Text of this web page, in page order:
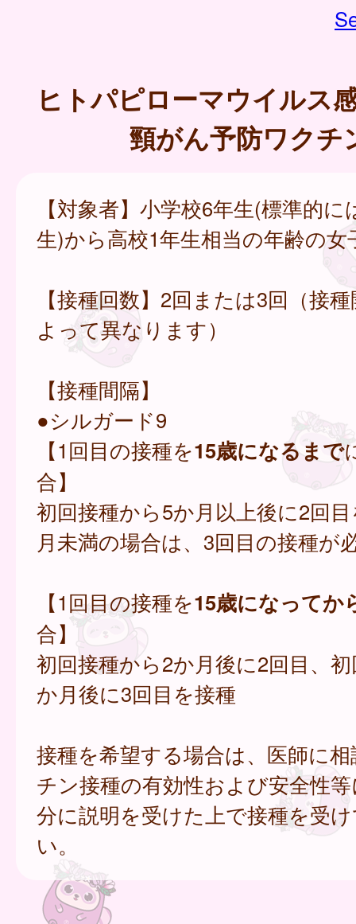
ヒトパピローマウイルス
頸がん予防ワクチ
【対象者】小学校6年生(標準的に
生)から高校1年生相当の年齢の女
【接種回数】2回または3回（接
よって異なります）
【接種間隔】
●シルガード9
【1回目の接種を15歳になるまで
合】
初回接種から5か月以上後に2回
月未満の場合は、3回目の接種が
【1回目の接種を15歳になってか
合】
初回接種から2か月後に2回目、
か月後に3回目を接種
接種を希望する場合は、医師に
チン接種の有効性および安全性
分に説明を受けた上で接種を受
い。